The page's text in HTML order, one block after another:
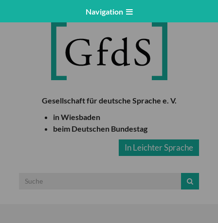
Navigation
Gesellschaft für deutsche Sprache e. V.
in Wiesbaden
beim Deutschen Bundestag
In Leichter Sprache